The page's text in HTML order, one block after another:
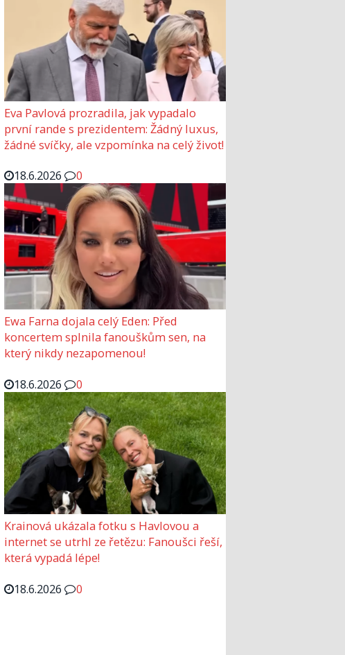
Eva Pavlová prozradila, jak vypadalo
první rande s prezidentem: Žádný luxus,
žádné svíčky, ale vzpomínka na celý život!
18.6.2026
0
Ewa Farna dojala celý Eden: Před
koncertem splnila fanouškům sen, na
který nikdy nezapomenou!
18.6.2026
0
Krainová ukázala fotku s Havlovou a
internet se utrhl ze řetězu: Fanoušci řeší,
která vypadá lépe!
18.6.2026
0